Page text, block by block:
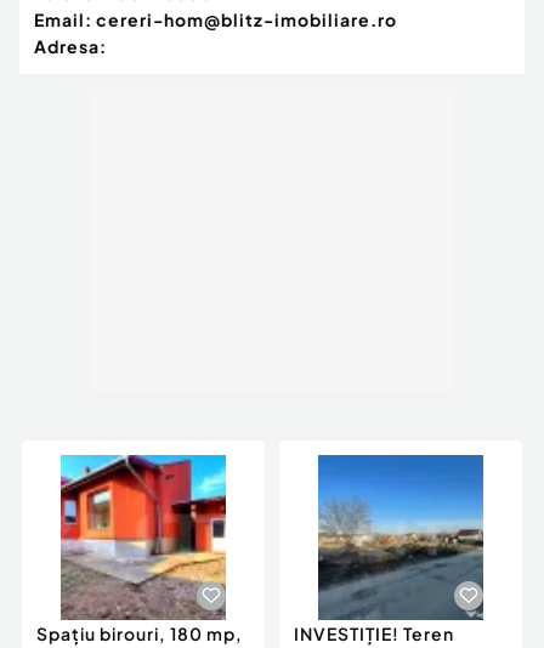
Email: cereri-hom@blitz-imobiliare.ro
Adresa:
Spațiu birouri, 180 mp,
INVESTIȚIE! Teren